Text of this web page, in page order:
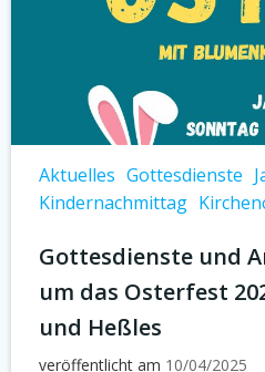
Aktuelles Gottesdienste
Kindernachmittag
Gottesdienste und
um das Osterfest
und Heßles
veröffentlicht am 10/04/2025